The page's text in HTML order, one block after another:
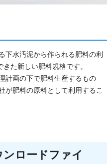
下水汚泥から作られる肥料の利
た新しい肥料規格です。
計画の下で肥料生産するもの
が肥料の原料として利用するこ
ロードファイ